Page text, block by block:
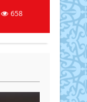
658